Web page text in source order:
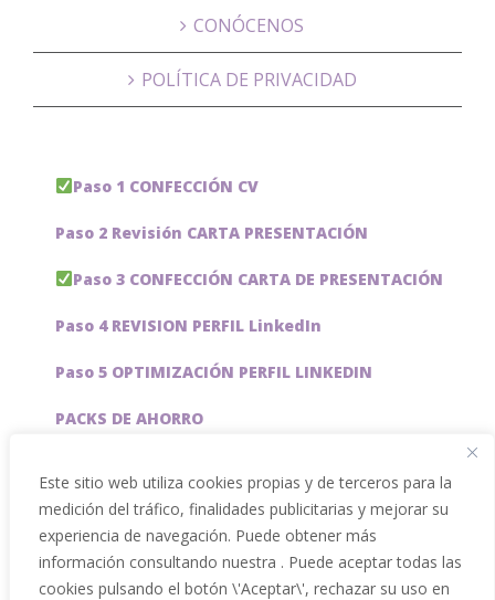
Este sitio web utiliza cookies propias y de terceros para la
medición del tráfico, finalidades publicitarias y mejorar su
experiencia de navegación. Puede obtener más
información consultando nuestra . Puede aceptar todas las
cookies pulsando el botón \'Aceptar\', rechazar su uso en
CONÓCENOS
POLÍTICA DE PRIVACIDAD
Paso 1 CONFECCIÓN CV
Paso 2 Revisión CARTA PRESENTACIÓN
Paso 3 CONFECCIÓN CARTA DE PRESENTACIÓN
Paso 4 REVISION PERFIL LinkedIn
Paso 5 OPTIMIZACIÓN PERFIL LINKEDIN
PACKS DE AHORRO
Servicios especiales